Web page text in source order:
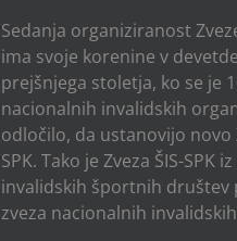
Sedanja organiziranost
ima svoje korenine v
prejšnjega stoletja, ko se je
nacionalnih invalidskih
odločilo, da ustanovijo novo
SPK. Tako je Zveza ŠIS-SPK
invalidskih športnih društev
zveza nacionalnih